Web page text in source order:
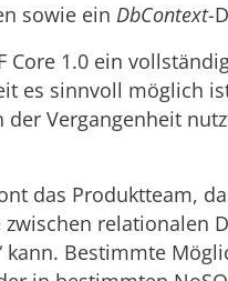
sowie ein DbContext-
Core 1.0 ein
es sinnvoll möglich
der Vergangenheit
das Produktteam,
relationalen
kann. Bestimmte